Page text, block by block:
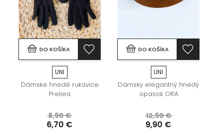
DO KOŠÍKA
UNI
Dámske hnedé rukavice
Preliea
8,90 €
6,70 €
DO KOŠÍKA
UNI
Dámsky elegantný hnedý
opasok ORA
12,90 €
9,90 €